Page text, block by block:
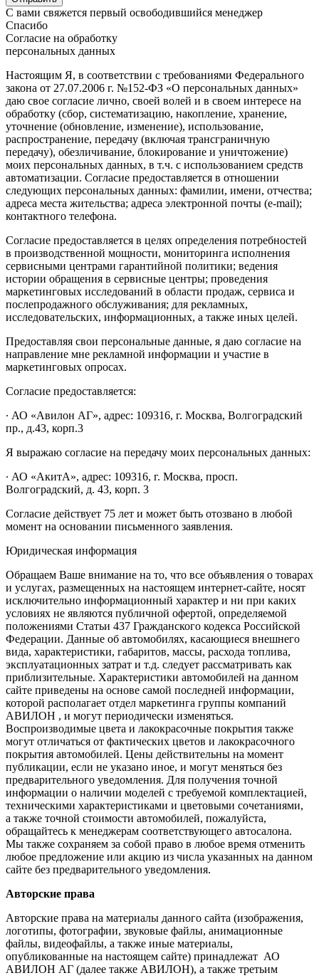
С вами свяжется первый освободившийся менеджер
Спасибо
Согласие на обработку
персональных данных
Настоящим Я, в соответствии с требованиями Федерального
закона от 27.07.2006 г. №152-ФЗ «О персональных данных»
даю свое согласие лично, своей волей и в своем интересе на
обработку (сбор, систематизацию, накопление, хранение,
уточнение (обновление, изменение), использование,
распространение, передачу (включая трансграничную
передачу), обезличивание, блокирование и уничтожение)
моих персональных данных, в т.ч. с использованием средств
автоматизации. Согласие предоставляется в отношении
следующих персональных данных: фамилии, имени, отчества;
адреса места жительства; адреса электронной почты (e-mail);
контактного телефона.
Согласие предоставляется в целях определения потребностей
в производственной мощности, мониторинга исполнения
сервисными центрами гарантийной политики; ведения
истории обращения в сервисные центры; проведения
маркетинговых исследований в области продаж, сервиса и
послепродажного обслуживания; для рекламных,
исследовательских, информационных, а также иных целей.
Предоставляя свои персональные данные, я даю согласие на
направление мне рекламной информации и участие в
маркетинговых опросах.
Согласие предоставляется:
∙ АО «Авилон АГ», адрес: 109316, г. Москва, Волгоградский
пр., д.43, корп.3
Я выражаю согласие на передачу моих персональных данных:
∙ АО «АкитА», адрес: 109316, г. Москва, просп.
Волгоградский, д. 43, корп. 3
Согласие действует 75 лет и может быть отозвано в любой
момент на основании письменного заявления.
Юридическая информация
Обращаем Ваше внимание на то, что все объявления о товарах
и услугах, размещенных на настоящем интернет-сайте, носят
исключительно информационный характер и ни при каких
условиях не являются публичной офертой, определяемой
положениями Статьи 437 Гражданского кодекса Российской
Федерации. Данные об автомобилях, касающиеся внешнего
вида, характеристики, габаритов, массы, расхода топлива,
эксплуатационных затрат и т.д. следует рассматривать как
приблизительные. Характеристики автомобилей на данном
сайте приведены на основе самой последней информации,
которой располагает отдел маркетинга группы компаний
АВИЛОН , и могут периодически изменяться.
Воспроизводимые цвета и лакокрасочные покрытия также
могут отличаться от фактических цветов и лакокрасочного
покрытия автомобилей. Цены действительны на момент
публикации, если не указано иное, и могут меняться без
предварительного уведомления. Для получения точной
информации о наличии моделей с требуемой комплектацией,
техническими характеристиками и цветовыми сочетаниями,
а также точной стоимости автомобилей, пожалуйста,
обращайтесь к менеджерам соответствующего автосалона.
Мы также сохраняем за собой право в любое время отменить
любое предложение или акцию из числа указанных на данном
сайте без предварительного уведомления.
Авторские права
Авторские права на материалы данного сайта (изображения,
логотипы, фотографии, звуковые файлы, анимационные
файлы, видеофайлы, а также иные материалы,
опубликованные на настоящем сайте) принадлежат АО
АВИЛОН АГ (далее также АВИЛОН), а также третьим